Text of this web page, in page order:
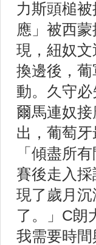
力斯頭槌
應」被西
現，紐奴文
換邊後，
動。久守
爾馬連奴
出，葡萄牙
「傾盡所
賽後走入
現了歲月
了。」C
我需要時